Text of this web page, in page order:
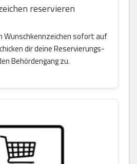
reservieren
Wunschkennzeichen sofort auf
dir deine Reservierungs-
Behördengang zu.